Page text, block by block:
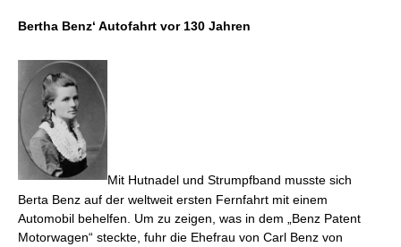
Bertha Benz‘ Autofahrt vor 130 Jahren
Mit Hutnadel und Strumpfband musste sich
Berta Benz auf der weltweit ersten Fernfahrt mit einem
Automobil behelfen. Um zu zeigen, was in dem „Benz Patent
Motorwagen“ steckte, fuhr die Ehefrau von Carl Benz von